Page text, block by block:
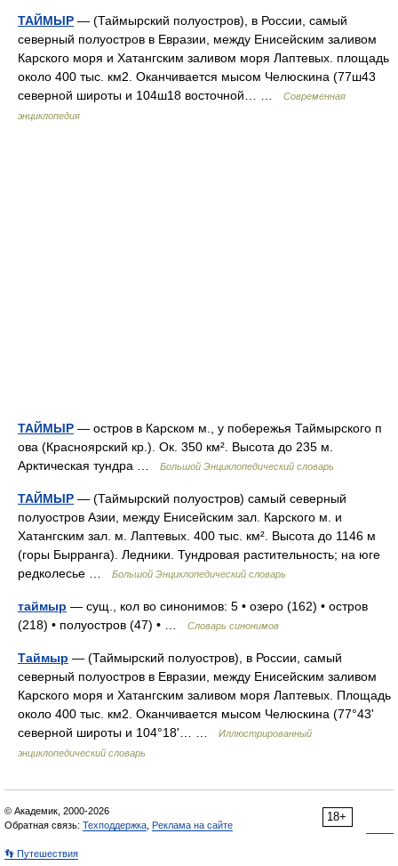
ТАЙМЫР — (Таймырский полуостров), в России, самый
северный полуостров в Евразии, между Енисейским заливом
Карского моря и Хатангским заливом моря Лаптевых. площадь
около 400 тыс. км2. Оканчивается мысом Челюскина (77ш43
северной широты и 104ш18 восточной… …
Современная
энциклопедия
ТАЙМЫР — остров в Карском м., у побережья Таймырского п
ова (Красноярский кр.). Ок. 350 км². Высота до 235 м.
Арктическая тундра …
Большой Энциклопедический словарь
ТАЙМЫР — (Таймырский полуостров) самый северный
полуостров Азии, между Енисейским зал. Карского м. и
Хатангским зал. м. Лаптевых. 400 тыс. км². Высота до 1146 м
(горы Бырранга). Ледники. Тундровая растительность; на юге
редколесье …
Большой Энциклопедический словарь
таймыр — сущ., кол во синонимов: 5 • озеро (162) • остров
(218) • полуостров (47) • …
Словарь синонимов
Таймыр — (Таймырский полуостров), в России, самый
северный полуостров в Евразии, между Енисейским заливом
Карского моря и Хатангским заливом моря Лаптевых. Площадь
около 400 тыс. км2. Оканчивается мысом Челюскина (77°43'
северной широты и 104°18'… …
Иллюстрированный
энциклопедический словарь
18+
© Академик, 2000-2026
Обратная связь: Техподдержка Реклама на сайте
👣 Путешествия